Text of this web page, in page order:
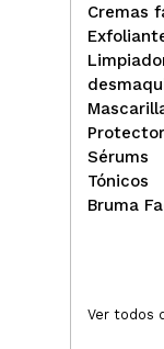
Revox -
multifase
PHA
Cremas
Sérums
Tónicos
Bruma
Ver todos